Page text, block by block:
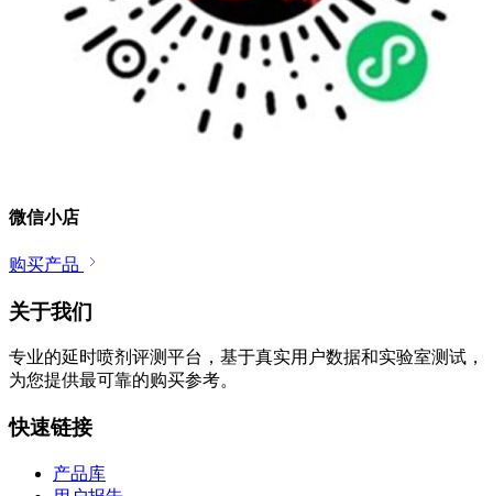
微信小店
购买产品
关于我们
专业的延时喷剂评测平台，基于真实用户数据和实验室测试，
为您提供最可靠的购买参考。
快速链接
产品库